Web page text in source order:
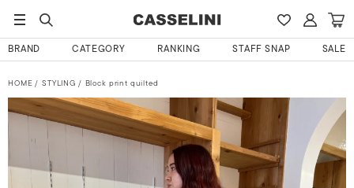
BRAND CATEGORY RANKING STAFF SNAP SALE
HOME STYLING Block print quilted